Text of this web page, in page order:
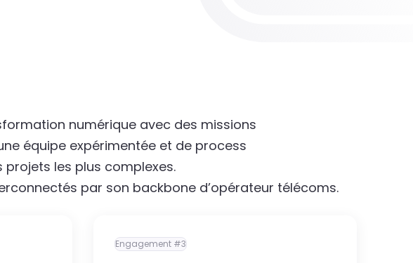
numérique avec des missions
équipe expérimentée et de process
les plus complexes.
par son backbone d’opérateur télécoms.
Engagement #3